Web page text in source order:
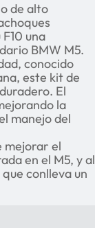
de alto
una
BMW M5.
conocido
este kit de
El
la
manejo del
mejorar el
en el M5, y al
conlleva un